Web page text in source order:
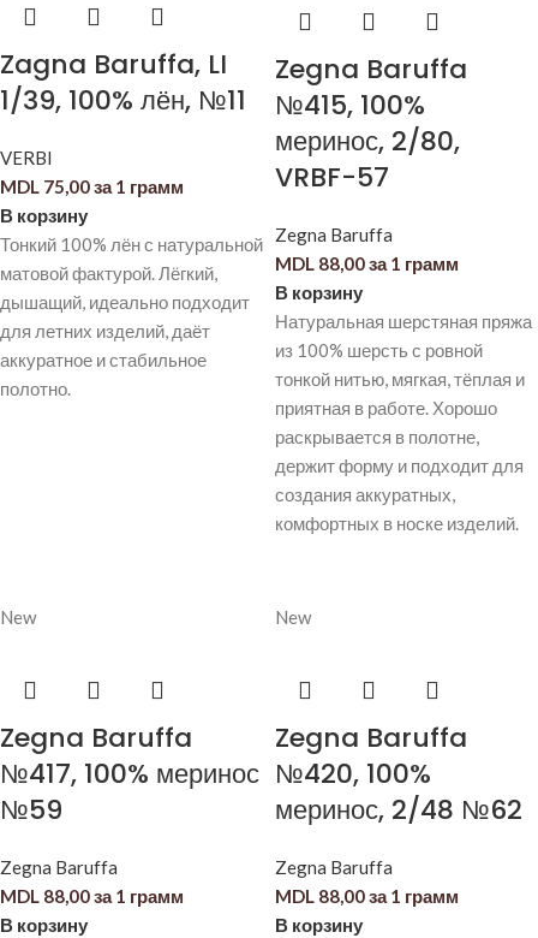
Zagna Baruffa, LI
1/39, 100% лён, №11
VERBI
MDL 75,00за 1 грамм
В корзину
Тонкий 100% лён с натуральной
матовой фактурой. Лёгкий,
дышащий, идеально подходит
для летних изделий, даёт
аккуратное и стабильное
полотно.
Zegna Baruffa
№415, 100%
меринос, 2/80,
VRBF-57
Zegna Baruffa
MDL 88,00за 1 грамм
В корзину
Натуральная шерстяная пряжа
из 100% шерсть с ровной
тонкой нитью, мягкая, тёплая и
приятная в работе. Хорошо
раскрывается в полотне,
держит форму и подходит для
создания аккуратных,
комфортных в носке изделий.
New
Zegna Baruffa
№417, 100% меринос
№59
Zegna Baruffa
MDL 88,00за 1 грамм
В корзину
New
Zegna Baruffa
№420, 100%
меринос, 2/48 №62
Zegna Baruffa
MDL 88,00за 1 грамм
В корзину